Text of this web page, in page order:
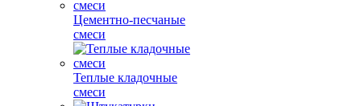
Цементно-песчаные
смеси
Теплые кладочные
смеси